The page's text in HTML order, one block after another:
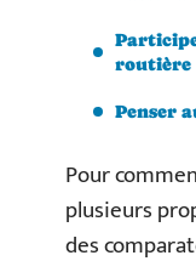
routière
Penser
Pour
plusieurs
des